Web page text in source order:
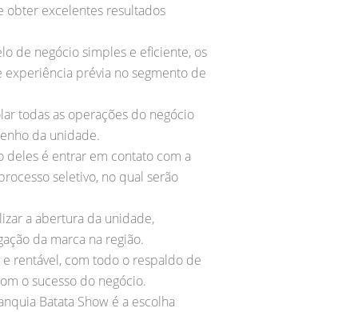
obter excelentes resultados
de negócio simples e eficiente, os
prévia no segmento de
todas as operações do negócio
da unidade.
deles é entrar em contato com a
seletivo, no qual serão
a abertura da unidade,
da marca na região.
rentável, com todo o respaldo de
o sucesso do negócio.
Batata Show é a escolha